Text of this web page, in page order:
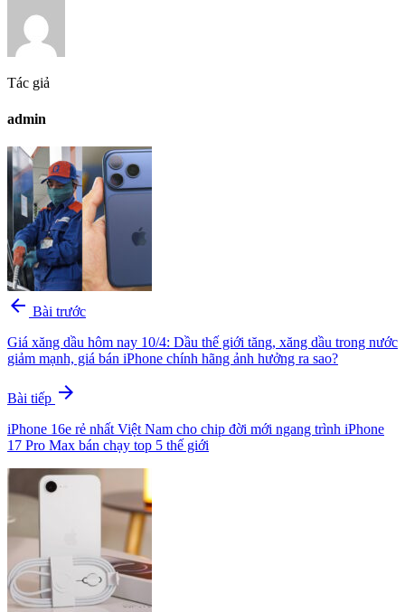
Tác giả
admin
arrow_back Bài trước
Giá xăng dầu hôm nay 10/4: Dầu thế giới tăng, xăng dầu trong nước
giảm mạnh, giá bán iPhone chính hãng ảnh hưởng ra sao?
Bài tiếp arrow_forward
iPhone 16e rẻ nhất Việt Nam cho chip đời mới ngang trình iPhone
17 Pro Max bán chạy top 5 thế giới